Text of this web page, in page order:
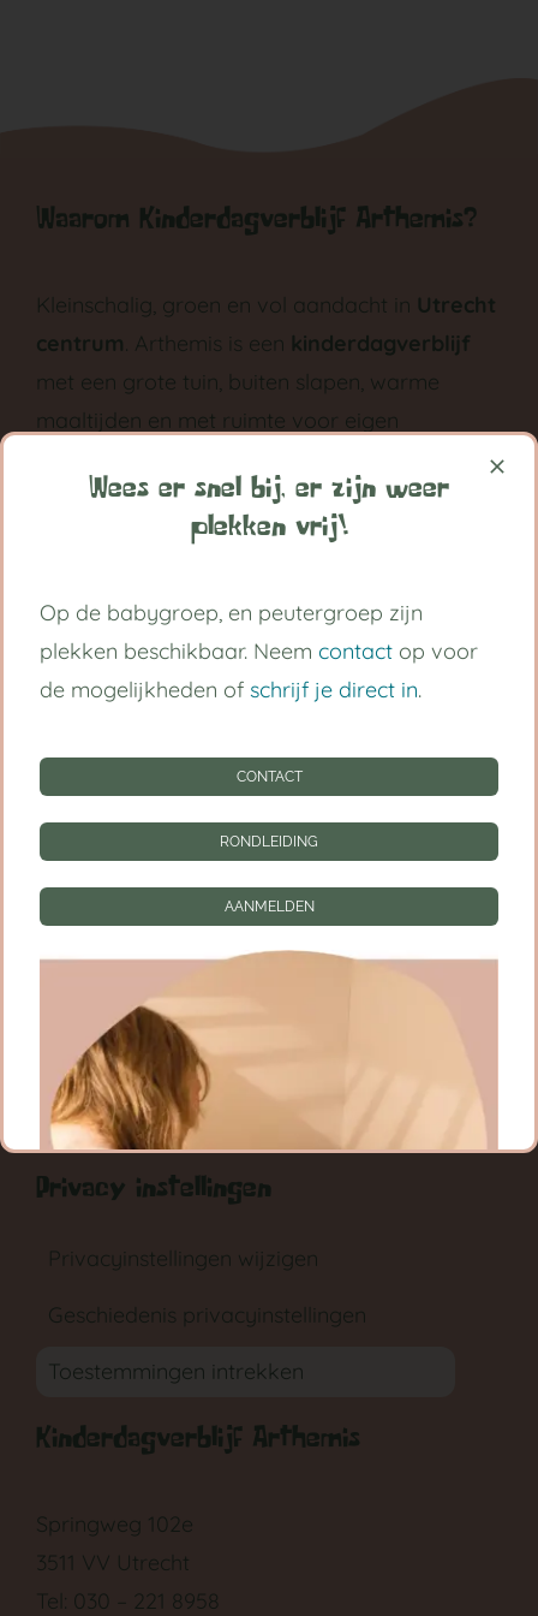
Waarom Kinderdagverblijf Arthemis?
Kleinschalig, groen en vol aandacht in Utrecht
centrum. Arthemis is een kinderdagverblijf
met een grote tuin, buiten slapen, warme
maaltijden en met ruimte voor eigen
grootst in vertrouwen.
Handige links
Kinderdagverblijf Utrecht Centrum
Tarieven
CONTACT
RONDLEIDING
AANMELDEN
Privacy instellingen
Privacyinstellingen wijzigen
Geschiedenis privacyinstellingen
Toestemmingen intrekken
Kinderdagverblijf Arthemis
Springweg 102e
3511 VV Utrecht
Tel: 030 – 221 8958
Wees er snel bij, er zijn weer
plekken vrij!
Op de babygroep, en peutergroep zijn
plekken beschikbaar. Neem contact op voor
de mogelijkheden of schrijf je direct in.
CONTACT
RONDLEIDING
AANMELDEN